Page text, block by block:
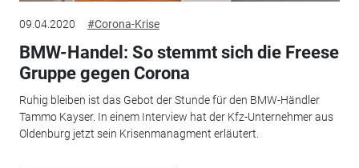
09.04.2020 #Corona-Krise
BMW-Handel: So stemmt sich die Freese
Gruppe gegen Corona
Ruhig bleiben ist das Gebot der Stunde für den BMW-Händler
Tammo Kayser. In einem Interview hat der Kfz-Unternehmer aus
Oldenburg jetzt sein Krisenmanagment erläutert.